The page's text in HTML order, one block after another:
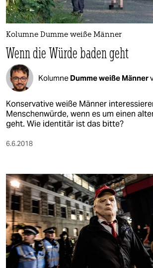
nord
wahrheit
verlag
verlag
veranstaltungen
shop
fragen & hilfe
abo
genossenschaft
epaper login
Kolumne Dumme weiße Männer
Wenn die Würde baden geht
Kolumne Dumme weiße Männer
Konservative weiße Männer
Menschenwürde, wenn es um einen
geht. Wie identitär ist das bitte?
6.6.2018